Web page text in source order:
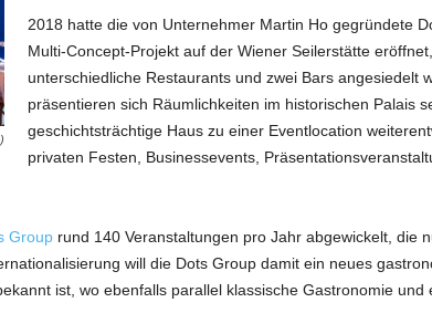
2018 hatte die von Unternehmer Martin Ho gegründete
Multi-Concept-Projekt auf der Wiener Seilerstätte
unterschiedliche Restaurants und zwei Bars angesiedelt
präsentieren sich Räumlichkeiten im historischen Palais
geschichtsträchtige Haus zu einer Eventlocation
privaten Festen, Businessevents,
Grouprund 140 Veranstaltungen pro Jahr abgewickelt, die
will die Dots Group damit ein neues
ist, wo ebenfalls parallel klassische Gastronomie